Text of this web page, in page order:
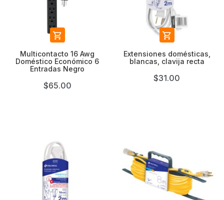

Multicontacto 16 Awg
Doméstico Económico 6
Entradas Negro
$65.00

Extensiones domésticas,
blancas, clavija recta
$31.00